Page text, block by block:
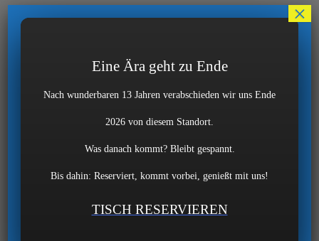
Bereits seit Jahrhunderten gilt Whisky als
Statussymbol.
man über Whisky?
verkosten unter Anleitung von Sommelière
Eine Ära geht zu Ende
Nach wunderbaren 13 Jahren verabschieden wir uns Ende
2026 von diesem Standort.
Was danach kommt? Bleibt gespannt.
Bis dahin: Reserviert, kommt vorbei, genießt mit uns!
TISCH RESERVIEREN
×